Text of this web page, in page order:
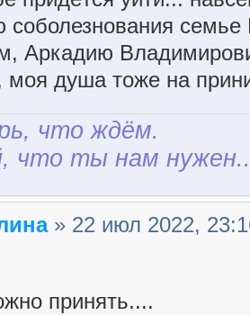
Аркадию
душа тоже на
что ждём.
что ты нам
» 22 июл 2022,
принять....